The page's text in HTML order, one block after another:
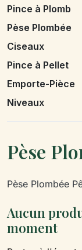
Pince à Plomb
Pèse Plombée
Ciseaux
Pince à Pellet
Emporte-Pièce
Niveaux
Pèse
Pèse Plombée
Aucun
moment